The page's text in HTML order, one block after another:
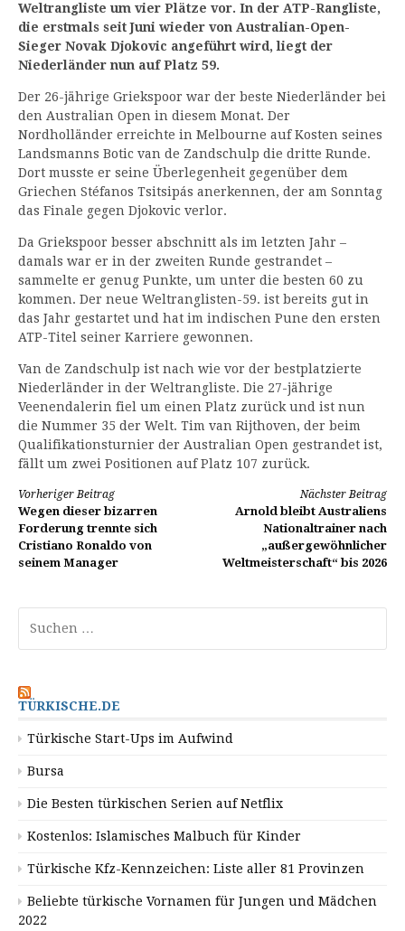
Weltrangliste um vier Plätze vor. In der ATP-Rangliste,
die erstmals seit Juni wieder von Australian-Open-
Sieger Novak Djokovic angeführt wird, liegt der
Niederländer nun auf Platz 59.
Der 26-jährige Griekspoor war der beste Niederländer bei
den Australian Open in diesem Monat. Der
Nordholländer erreichte in Melbourne auf Kosten seines
Landsmanns Botic van de Zandschulp die dritte Runde.
Dort musste er seine Überlegenheit gegenüber dem
Griechen Stéfanos Tsitsipás anerkennen, der am Sonntag
das Finale gegen Djokovic verlor.
Da Griekspoor besser abschnitt als im letzten Jahr –
damals war er in der zweiten Runde gestrandet –
sammelte er genug Punkte, um unter die besten 60 zu
kommen. Der neue Weltranglisten-59. ist bereits gut in
das Jahr gestartet und hat im indischen Pune den ersten
ATP-Titel seiner Karriere gewonnen.
Van de Zandschulp ist nach wie vor der bestplatzierte
Niederländer in der Weltrangliste. Die 27-jährige
Veenendalerin fiel um einen Platz zurück und ist nun
die Nummer 35 der Welt. Tim van Rijthoven, der beim
Qualifikationsturnier der Australian Open gestrandet ist,
fällt um zwei Positionen auf Platz 107 zurück.
Weiterlesen
Vorheriger Beitrag
Wegen dieser bizarren
Forderung trennte sich
Cristiano Ronaldo von
seinem Manager
Nächster Beitrag
Arnold bleibt Australiens
Nationaltrainer nach
„außergewöhnlicher
Weltmeisterschaft“ bis 2026
nach:
TÜRKISCHE.DE
Türkische Start-Ups im Aufwind
Bursa
Die Besten türkischen Serien auf Netflix
Kostenlos: Islamisches Malbuch für Kinder
Türkische Kfz-Kennzeichen: Liste aller 81 Provinzen
Beliebte türkische Vornamen für Jungen und Mädchen
2022